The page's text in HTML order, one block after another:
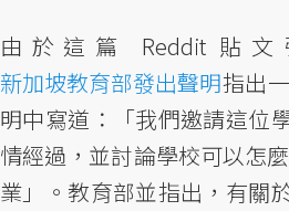
由於這篇 Reddit 貼
新加坡教育部發出聲明指出
明中寫道：「我們邀請這位
情經過，並討論學校可以怎
業」。教育部並指出，有關